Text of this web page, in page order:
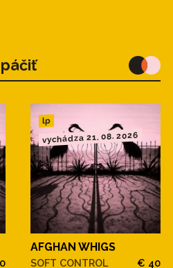
lp
vychádza 21. 08. 2026
AFGHAN WHIGS
SOFT CONTROL € 40